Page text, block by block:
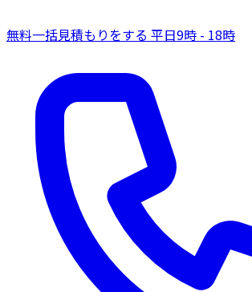
無料一括見積もりをする 平日9時 - 18時